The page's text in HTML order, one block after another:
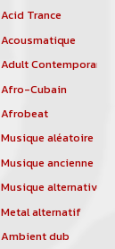
Acid Trance
Acousmatique
Adult Contemporary
Afro-Cubain
Afrobeat
Musique aléatoire
Musique ancienne
Musique alternative
Metal alternatif
Ambient dub